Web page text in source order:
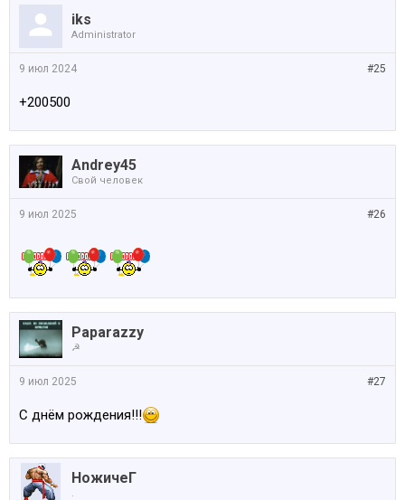
iks
Administrator
#25
9 июл 2024
+200500
Andrey45
Свой человек
#26
9 июл 2025
Paparazzy
☭
#27
9 июл 2025
С днём рождения!!!
НожичеГ
.